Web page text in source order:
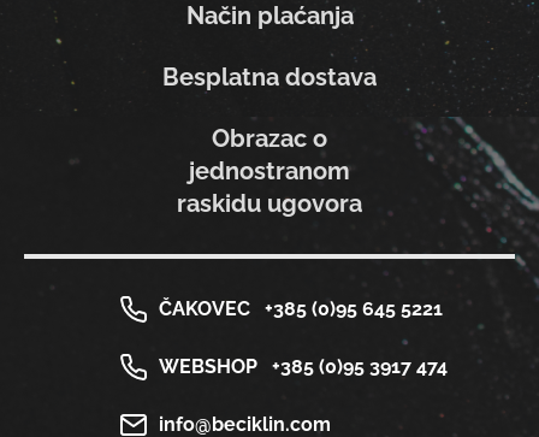
Način plaćanja
Besplatna dostava
Obrazac o
jednostranom
raskidu ugovora
ČAKOVEC +385 (0)95 645 5221
WEBSHOP +385 (0)95 3917 474
info@beciklin.com